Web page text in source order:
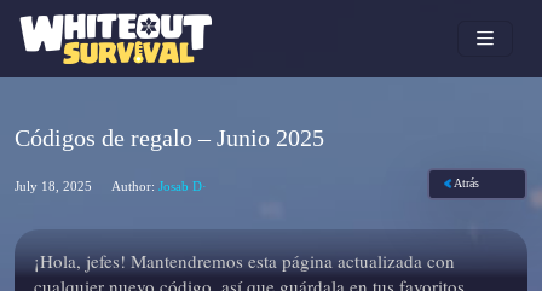
Códigos de regalo – Junio 2025
July 18, 2025 Author: Josab D· Atrás
¡Hola, jefes! Mantendremos esta página actualizada con
cualquier nuevo código, así que guárdala en tus favoritos